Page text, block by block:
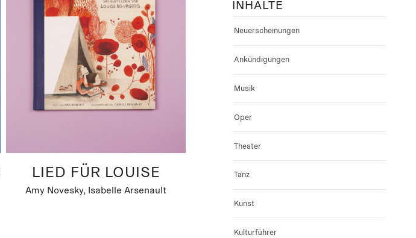
LIED FÜR LOUISE
Amy Novesky, Isabelle Arsenault
INHALTE
Neuerscheinungen
Ankündigungen
Musik
Oper
Theater
Tanz
Kunst
Kulturführer